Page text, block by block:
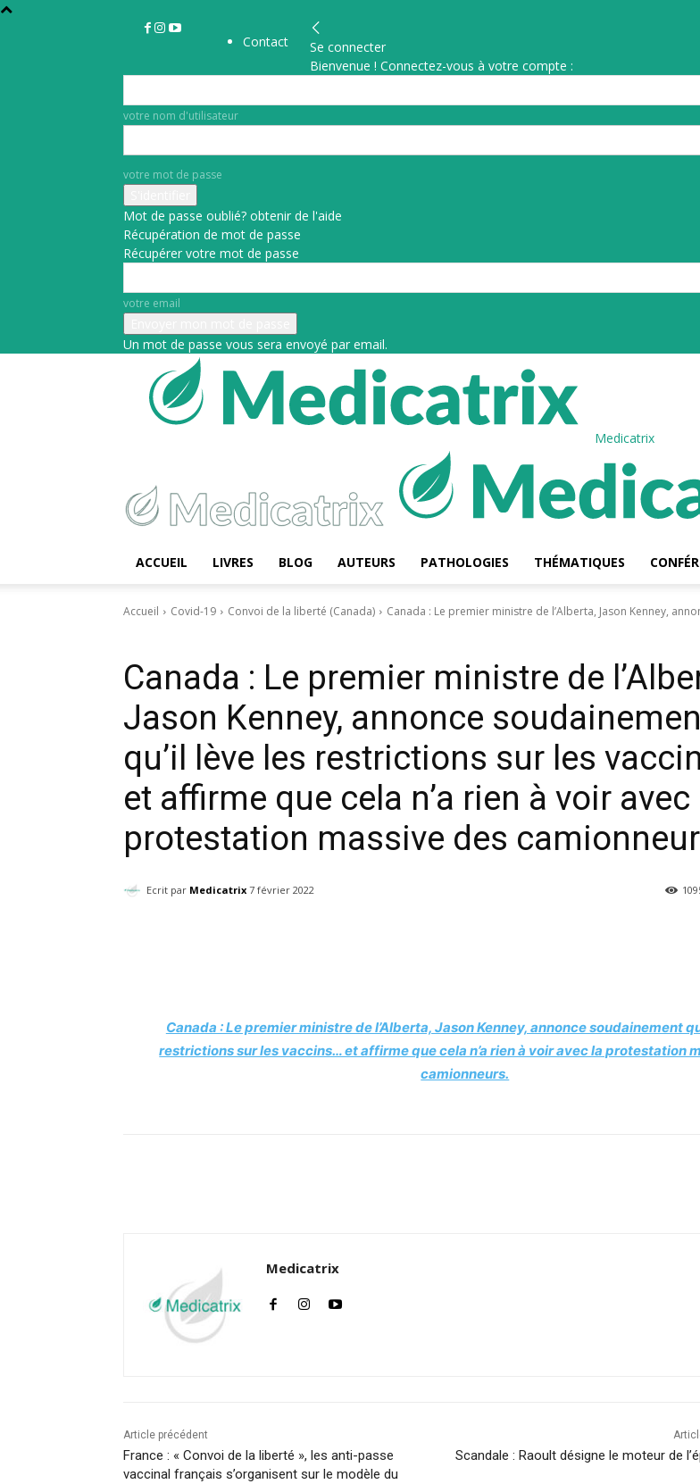
Contact
Se connecter
Bienvenue ! Connectez-vous à votre compte :
votre nom d'utilisateur
votre mot de passe
Mot de passe oublié? obtenir de l'aide
Récupération de mot de passe
Récupérer votre mot de passe
votre email
Un mot de passe vous sera envoyé par email.
Medicatrix
ACCUEIL LIVRES BLOG AUTEURS PATHOLOGIES THÉMATIQUES
Accueil Covid-19 Convoi de la liberté (Canada) Canada : Le premier ministre de l’Alberta, Jason Kenney,
Canada : Le premier ministre de
Jason Kenney, annonce
qu’il lève les restrictions sur les
et affirme que cela n’a rien à voir avec
protestation massive des
Ecrit par Medicatrix 7 février 2022
Canada : Le premier ministre de l’Alberta, Jason Kenney, annonce soudainement
restrictions sur les vaccins… et affirme que cela n’a rien à voir avec la protestation
camionneurs.
Medicatrix
Article précédent
France : « Convoi de la liberté », les anti-passe
vaccinal français s’organisent sur le modèle du
Scandale : Raoult désigne le moteur de